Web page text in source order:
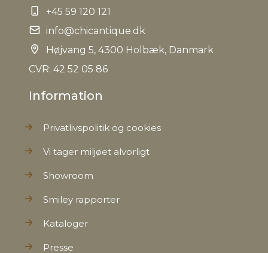
Tariffnumber
Bruttovægt 0,041 kg
+45 59 120 121
info@chicantique.dk
Højvang 5, 4300 Holbæk, Danmark
CVR: 42 52 05 86
Information
Privatlivspolitik og cookies
Vi tager miljøet alvorligt
Showroom
Smiley rapporter
Kataloger
Presse